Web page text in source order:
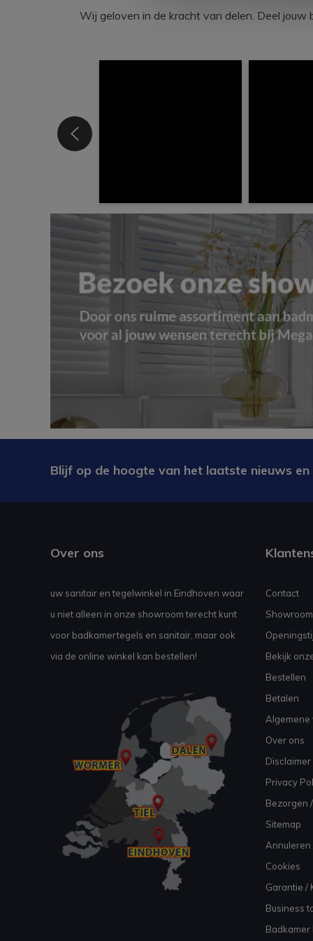
Wij geloven in de kracht van delen. Deel jouw
Blijf op de hoogte van het laatste nieuws
Over ons
uw sanitair en tegelwinkel in Eindhoven waar
u niet alleen in onze showroom terecht kunt
voor badkamertegels en sanitair, maar ook
via de online winkel kan bestellen!
Contact
Bekijk
Bestellen
Betalen
Algemene
Over ons
Disclaimer
Privacy
Bezorgen
Sitemap
Annuleren
Cookies
Garantie /
Business
Badkamer